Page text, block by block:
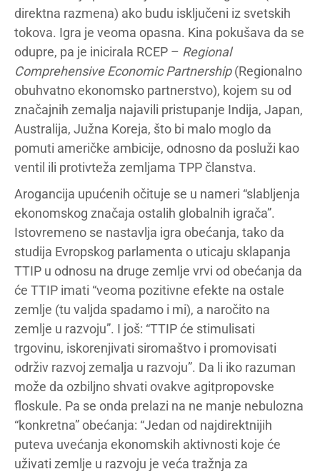
direktna razmena) ako budu isključeni iz svetskih
tokova. Igra je veoma opasna. Kina pokušava da se
odupre, pa je inicirala RCEP – Regional
Comprehensive Economic Partnership(Regionalno
obuhvatno ekonomsko partnerstvo), kojem su od
značajnih zemalja najavili pristupanje Indija, Japan,
Australija, Južna Koreja, što bi malo moglo da
pomuti američke ambicije, odnosno da posluži kao
ventil ili protivteža zemljama TPP članstva.
Arogancija upućenih očituje se u nameri “slabljenja
ekonomskog značaja ostalih globalnih igrača”.
Istovremeno se nastavlja igra obećanja, tako da
studija Evropskog parlamenta o uticaju sklapanja
TTIP u odnosu na druge zemlje vrvi od obećanja da
će TTIP imati “veoma pozitivne efekte na ostale
zemlje (tu valjda spadamo i mi), a naročito na
zemlje u razvoju”. I još: “TTIP će stimulisati
trgovinu, iskorenjivati siromaštvo i promovisati
održiv razvoj zemalja u razvoju”. Da li iko razuman
može da ozbiljno shvati ovakve agitpropovske
floskule. Pa se onda prelazi na ne manje nebulozna
“konkretna” obećanja: “Jedan od najdirektnijih
puteva uvećanja ekonomskih aktivnosti koje će
uživati zemlje u razvoju je veća tražnja za